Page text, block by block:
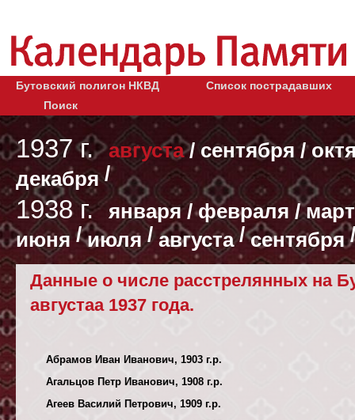
Бутовский полигон НКВД
Список пострадавших
Поиск
1937 г. августа/ сентября/
декабря/
1938 г. января/февраля /
июня /июля/августа/сентября
Данные о числе расстрелянных на
августаа 1937 года.
Абрамов Иван Иванович, 1903 г.р.
Агальцов Петр Иванович, 1908 г.р.
Агеев Василий Петрович, 1909 г.р.